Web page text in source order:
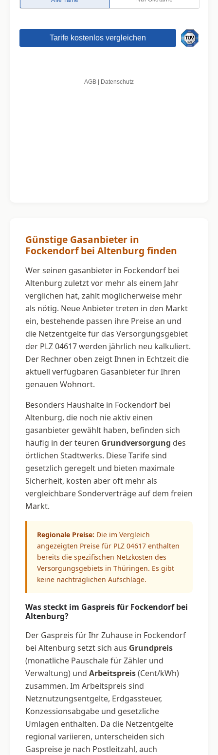
Günstige Gasanbieter in
Fockendorf bei Altenburg finden
Wer seinen gasanbieter in Fockendorf bei
Altenburg zuletzt vor mehr als einem Jahr
verglichen hat, zahlt möglicherweise mehr
als nötig. Neue Anbieter treten in den Markt
ein, bestehende passen ihre Preise an und
die Netzentgelte für das Versorgungsgebiet
der PLZ 04617 werden jährlich neu kalkuliert.
Der Rechner oben zeigt Ihnen in Echtzeit die
aktuell verfügbaren Gasanbieter für Ihren
genauen Wohnort.
Besonders Haushalte in Fockendorf bei
Altenburg, die noch nie aktiv einen
gasanbieter gewählt haben, befinden sich
häufig in der teuren Grundversorgung des
örtlichen Stadtwerks. Diese Tarife sind
gesetzlich geregelt und bieten maximale
Sicherheit, kosten aber oft mehr als
vergleichbare Sonderverträge auf dem freien
Markt.
Regionale Preise: Die im Vergleich
angezeigten Preise für PLZ 04617 enthalten
bereits die spezifischen Netzkosten des
Versorgungsgebiets in Thüringen. Es gibt
keine nachträglichen Aufschläge.
Was steckt im Gaspreis für Fockendorf bei
Altenburg?
Der Gaspreis für Ihr Zuhause in Fockendorf
bei Altenburg setzt sich aus Grundpreis
(monatliche Pauschale für Zähler und
Verwaltung) und Arbeitspreis(Cent/kWh)
zusammen. Im Arbeitspreis sind
Netznutzungsentgelte, Erdgassteuer,
Konzessionsabgabe und gesetzliche
Umlagen enthalten. Da die Netzentgelte
regional variieren, unterscheiden sich
Gaspreise je nach Postleitzahl, auch